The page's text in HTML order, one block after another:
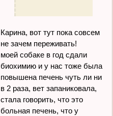
Карина, вот тут пока совсем
не зачем переживать!
моей собаке в год сдали
биохимию и у нас тоже была
повышена печень чуть ли ни
в 2 раза, вет запаниковала,
стала говорить, что это
больная печень, что у